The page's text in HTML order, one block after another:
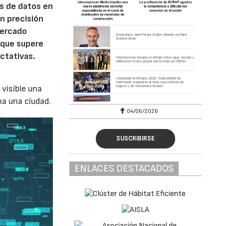
de datos en
precisión
supere
una
una ciudad.
04/06/2026
SUSCRIBIRSE
ENLACES DESTACADOS